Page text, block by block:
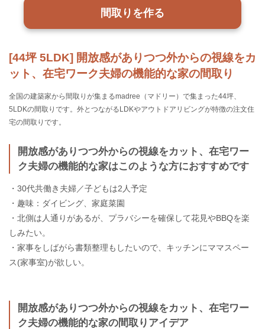
[44坪 5LDK] 開放感がありつつ外からの視線をカ
ット、在宅ワーク夫婦の機能的な家の間取り
全国の建築家から間取りが集まるmadree（マドリー）で集まった44坪、
5LDKの間取りです。外とつながるLDKやアウトドアリビングが特徴の注文住
宅の間取りです。
開放感がありつつ外からの視線をカット、在宅ワー
ク夫婦の機能的な家はこのような方におすすめです
・30代共働き夫婦／子どもは2人予定
・趣味：ダイビング、家庭菜園
・北側は人通りがあるが、プラバシーを確保して花見やBBQを楽
しみたい。
・家事をしばがら書類整理もしたいので、キッチンにママスペー
ス(家事室)が欲しい。
開放感がありつつ外からの視線をカット、在宅ワー
ク夫婦の機能的な家の間取りアイデア
間取りを作る